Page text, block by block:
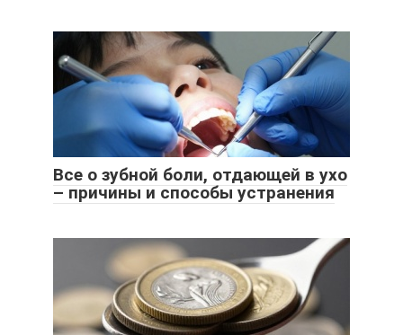
Все о зубной боли, отдающей в ухо
– причины и способы устранения